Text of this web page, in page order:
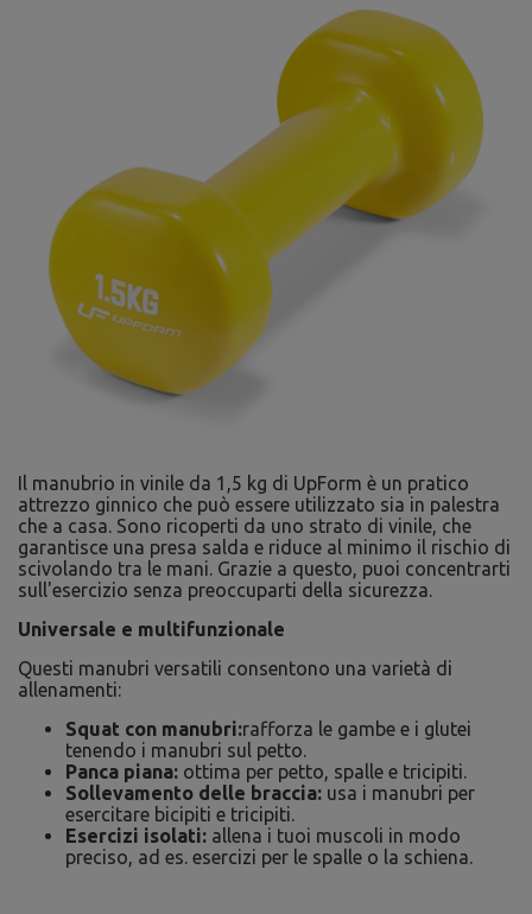
Il manubrio in vinile da 1,5 kg di UpForm è un pratico
attrezzo ginnico che può essere utilizzato sia in palestra
che a casa. Sono ricoperti da uno strato di vinile, che
garantisce una presa salda e riduce al minimo il rischio di
scivolando tra le mani. Grazie a questo, puoi concentrarti
sull'esercizio senza preoccuparti della sicurezza.
Universale e multifunzionale
Questi manubri versatili consentono una varietà di
allenamenti:
Squat con manubri:rafforza le gambe e i glutei
tenendo i manubri sul petto.
Panca piana: ottima per petto, spalle e tricipiti.
Sollevamento delle braccia: usa i manubri per
esercitare bicipiti e tricipiti.
Esercizi isolati: allena i tuoi muscoli in modo
preciso, ad es. esercizi per le spalle o la schiena.